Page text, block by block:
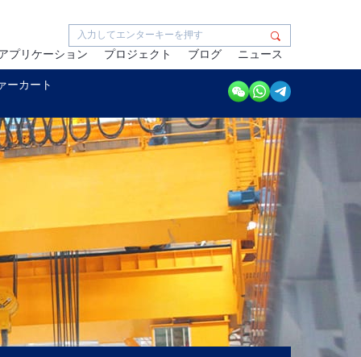
プリケーション プロジェクト ブログ
ニュース
ーカート